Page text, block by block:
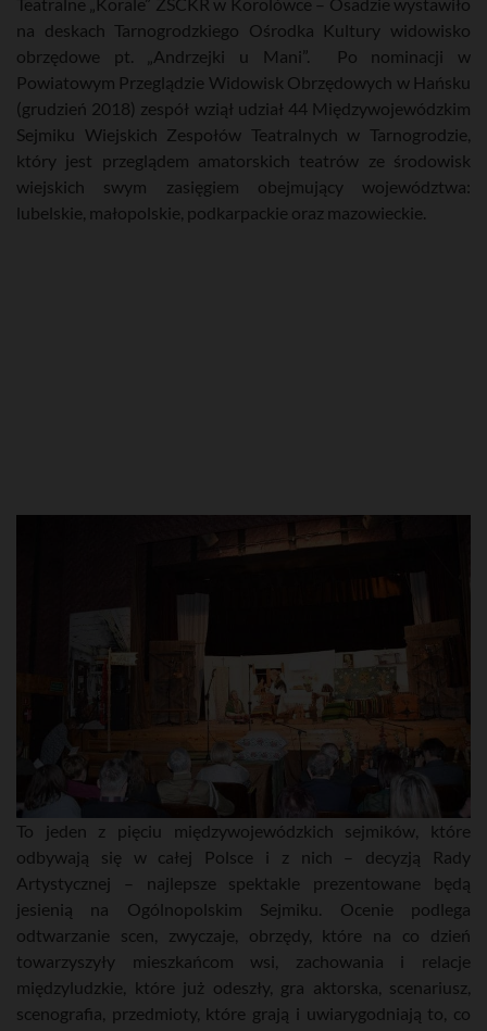
Teatralne „Korale” ZSCKR w Korolówce – Osadzie wystawiło
na deskach Tarnogrodzkiego Ośrodka Kultury widowisko
obrzędowe pt. „Andrzejki u Mani”. Po nominacji w
Powiatowym Przeglądzie Widowisk Obrzędowych w Hańsku
(grudzień 2018) zespół wziął udział 44 Międzywojewódzkim
Sejmiku Wiejskich Zespołów Teatralnych w Tarnogrodzie,
który jest przeglądem amatorskich teatrów ze środowisk
wiejskich swym zasięgiem obejmujący województwa:
lubelskie, małopolskie, podkarpackie oraz mazowieckie.
To jeden z pięciu międzywojewódzkich sejmików, które
odbywają się w całej Polsce i z nich – decyzją Rady
Artystycznej – najlepsze spektakle prezentowane będą
jesienią na Ogólnopolskim Sejmiku. Ocenie podlega
odtwarzanie scen, zwyczaje, obrzędy, które na co dzień
towarzyszyły mieszkańcom wsi, zachowania i relacje
międzyludzkie, które już odeszły, gra aktorska, scenariusz,
scenografia, przedmioty, które grają i uwiarygodniają to, co